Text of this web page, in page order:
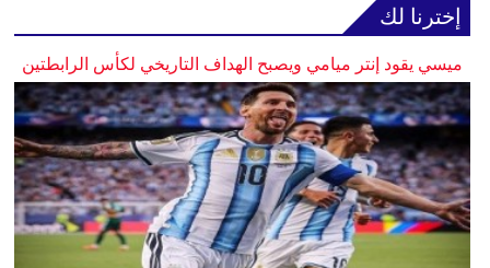
إخترنا لك
ميسي يقود إنتر ميامي ويصبح الهداف التاريخي لكأس الرابطتين